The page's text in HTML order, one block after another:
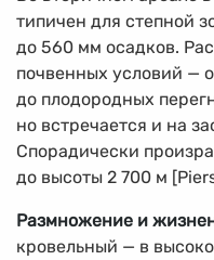
типичен для степной
до 560 мм осадков.
почвенных условий —
до плодородных
но встречается и на
Спорадически
до высоты 2 700 м
Размножение и
кровельный — в